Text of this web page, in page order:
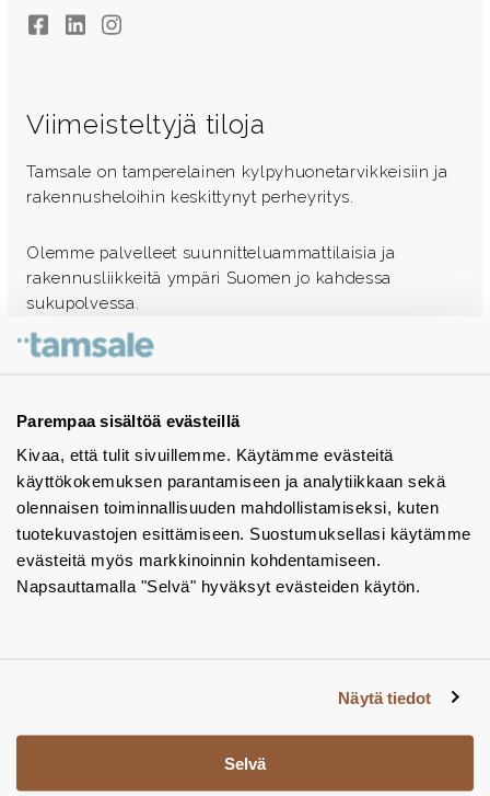
Parempaa sisältöä evästeillä
Kivaa, että tulit sivuillemme. Käytämme evästeitä
käyttökokemuksen parantamiseen ja analytiikkaan sekä
olennaisen toiminnallisuuden mahdollistamiseksi, kuten
tuotekuvastojen esittämiseen. Suostumuksellasi käytämme
evästeitä myös markkinoinnin kohdentamiseen.
Napsauttamalla "Selvä" hyväksyt evästeiden käytön.
Näytä tiedot
Selvä
FacebookLinkedInInstagram
Viimeisteltyjä tiloja
Tamsale on tamperelainen kylpyhuonetarvikkeisiin ja
rakennusheloihin keskittynyt perheyritys.
Olemme palvelleet suunnitteluammattilaisia ja
rakennusliikkeitä ympäri Suomen jo kahdessa
sukupolvessa.
Ota yhteyttä - autamme mielellämme
Tuotekuvastot
Instagram
BIM-objektit
Yhteystiedot
Tiedotteet